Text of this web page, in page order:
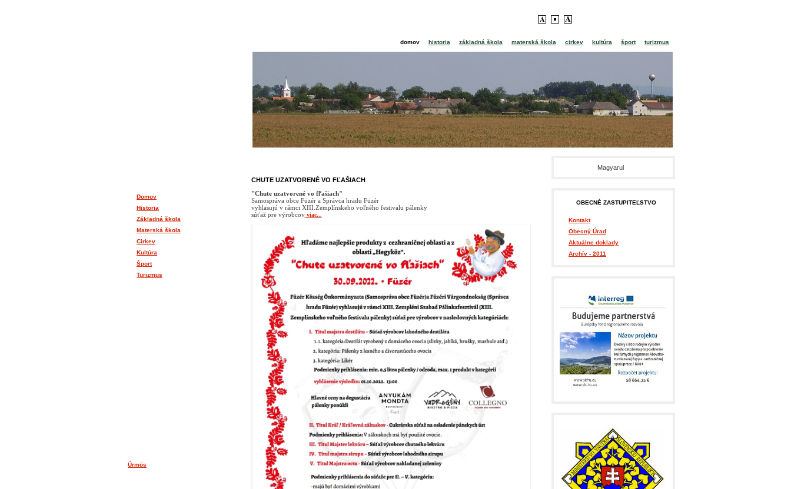
domov historia základná škola materská škola cirkev kultúra šport turizmus
CHUTE UZATVORENÉ VO FĽAŠIACH
"Chute uzatvorené vo fľašiach"
Samospráva obce Füzér a Správca hradu Füzér
vyhlasujú v rámci XIII.Zemplínskeho voľného festivalu pálenky
súťaž pre výrobcovviac...
Magyarul
OBECNÉ ZASTUPITEĽSTVO
Kontakt
Obecný Úrad
Aktuálne doklady
Archív - 2011
Domov
Historia
Základná škola
Materská škola
Cirkev
Kultúra
Šport
Turizmus
Ürmös